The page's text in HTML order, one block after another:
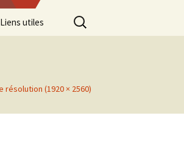
Liens utiles
Rechercher :
résolution (1920 × 2560)